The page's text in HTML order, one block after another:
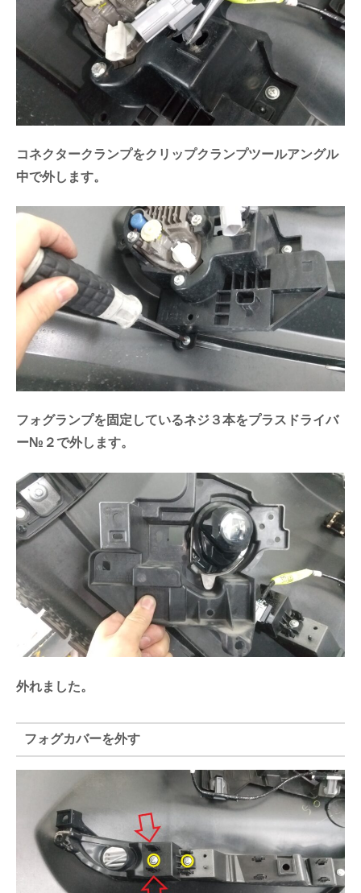
コネクタークランプをクリップクランプツールアングル
中で外します。
フォグランプを固定しているネジ３本をプラスドライバ
ー№２で外します。
外れました。
フォグカバーを外す